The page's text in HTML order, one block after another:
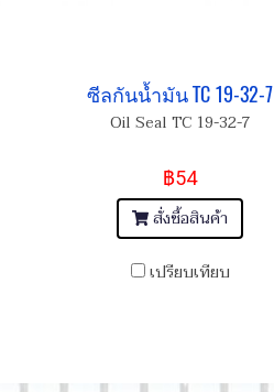
ซีลกันน้ำมัน TC 19-32-7
Oil Seal TC 19-32-7
฿54
สั่งซื้อสินค้า
เปรียบเทียบ